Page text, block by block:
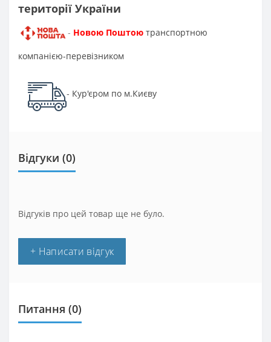
території України
- Новою Поштою транспортною
компанією-перевізником
- Кур'єром по м.Києву
Відгуки (0)
Відгуків про цей товар ще не було.
+ Написати відгук
Питання (0)